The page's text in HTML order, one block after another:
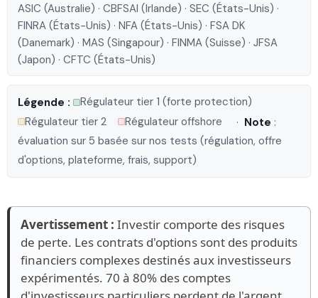
ASIC (Australie) · CBFSAI (Irlande) · SEC (États-Unis) ·
FINRA (États-Unis) · NFA (États-Unis) · FSA DK
(Danemark) · MAS (Singapour) · FINMA (Suisse) · JFSA
(Japon) · CFTC (États-Unis)
Légende :
Régulateur tier 1 (forte protection)
Régulateur tier 2
Régulateur offshore · Note :
évaluation sur 5 basée sur nos tests (régulation, offre
d'options, plateforme, frais, support)
Avertissement : Investir comporte des risques
de perte. Les contrats d'options sont des produits
financiers complexes destinés aux investisseurs
expérimentés. 70 à 80% des comptes